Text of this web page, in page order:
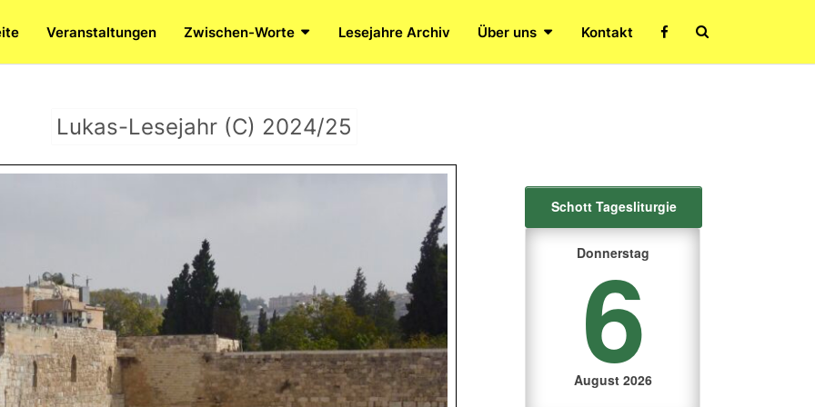
Veranstaltungen Zwischen-Worte Lesejahre Archiv Über uns Kontakt
Search
Lukas-Lesejahr (C) 2024/25
Schott Tagesliturgie
Donnerstag
6
August 2026